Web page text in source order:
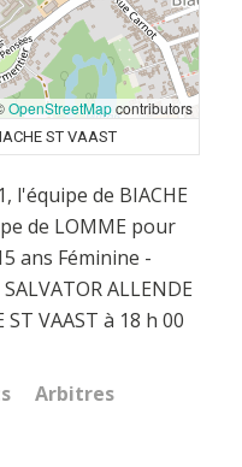
OpenStreetMapcontributors
ST VAAST
l'équipe de BIACHE
de LOMME pour
ans Féminine -
ALLENDE
ST VAAST à 18 h 00
Arbitres